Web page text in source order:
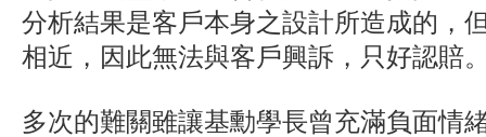
分析結果是客戶本身之設計所造成的，
相近，因此無法與客戶興訴，只好認賠
多次的難關雖讓基勳學長曾充滿負面情